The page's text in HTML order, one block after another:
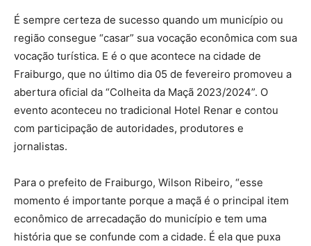
É sempre certeza de sucesso quando um município ou
região consegue “casar” sua vocação econômica com sua
vocação turística. E é o que acontece na cidade de
Fraiburgo, que no último dia 05 de fevereiro promoveu a
abertura oficial da “Colheita da Maçã 2023/2024”. O
evento aconteceu no tradicional Hotel Renar e contou
com participação de autoridades, produtores e
jornalistas.
Para o prefeito de Fraiburgo, Wilson Ribeiro, “esse
momento é importante porque a maçã é o principal item
econômico de arrecadação do município e tem uma
história que se confunde com a cidade. É ela que puxa